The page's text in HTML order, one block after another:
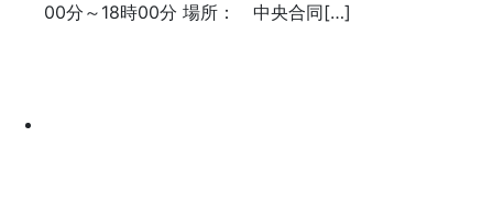
00分～18時00分 場所： 中央合同[…]